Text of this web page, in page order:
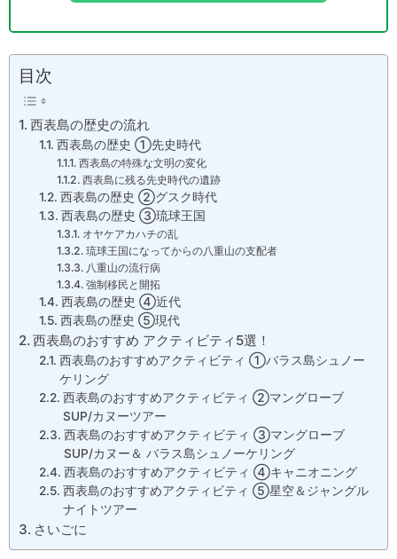
目次
西表島の歴史の流れ
西表島の歴史 ①先史時代
西表島の特殊な文明の変化
西表島に残る先史時代の遺跡
西表島の歴史 ②グスク時代
西表島の歴史 ③琉球王国
オヤケアカハチの乱
琉球王国になってからの八重山の支配者
八重山の流行病
強制移民と開拓
西表島の歴史 ④近代
西表島の歴史 ⑤現代
西表島のおすすめ アクティビティ5選！
西表島のおすすめアクティビティ ①バラス島シュノー
ケリング
西表島のおすすめアクティビティ ②マングローブ
SUP/カヌーツアー
西表島のおすすめアクティビティ ③マングローブ
SUP/カヌー＆ バラス島シュノーケリング
西表島のおすすめアクティビティ ④キャニオニング
西表島のおすすめアクティビティ ⑤星空＆ジャングル
ナイトツアー
さいごに